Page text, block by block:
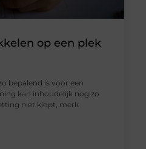
op een plek
bepalend is voor een
kan inhoudelijk nog zo
niet klopt, merk